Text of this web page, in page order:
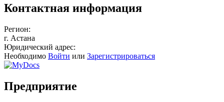
Контактная информация
Регион:
г. Астана
Юридический адрес:
Необходимо Войти или Зарегистрироваться
Предприятие